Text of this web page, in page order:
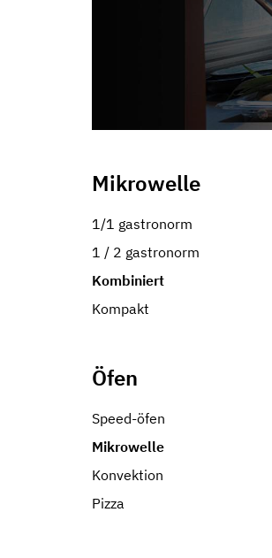
Mikrowelle
1/1 gastronorm
1 / 2 gastronorm
Kombiniert
Kompakt
Öfen
Speed-öfen
Mikrowelle
Konvektion
Pizza